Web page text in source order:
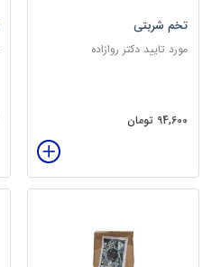
تخم شربتی
مورد تایید دکتر روازاده
94,600 تومان